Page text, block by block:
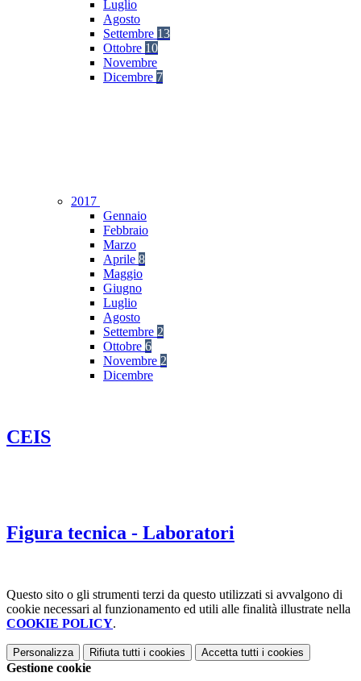
Luglio
Agosto
Settembre 13
Ottobre 10
Novembre
Dicembre 7
2017
Gennaio
Febbraio
Marzo
Aprile 8
Maggio
Giugno
Luglio
Agosto
Settembre 2
Ottobre 6
Novembre 2
Dicembre
CEIS
Figura tecnica - Laboratori
Questo sito o gli strumenti terzi da questo utilizzati si avvalgono di
cookie necessari al funzionamento ed utili alle finalità illustrate nella
COOKIE POLICY.
Personalizza Rifiuta tutti i cookies Accetta tutti i cookies
Gestione cookie